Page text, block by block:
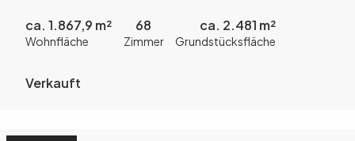
ca. 1.867,9 m²
Wohnfläche
68
Zimmer
ca. 2.481 m²
Grundstücksfläche
Verkauft